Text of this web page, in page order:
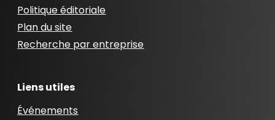
Politique éditoriale
Plan du site
Recherche par entreprise
Liens utiles
Événements